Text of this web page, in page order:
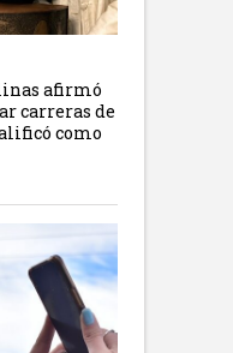
afirmó
carreras de
como